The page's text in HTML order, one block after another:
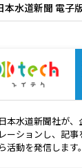
本水道新聞 電子
日本水道新聞社が
レーションし、記
ら活動を発信します。